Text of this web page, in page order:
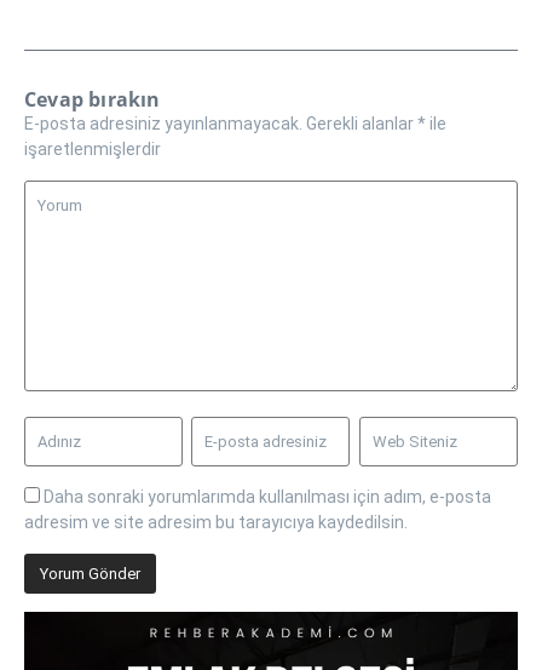
Cevap bırakın
E-posta adresiniz yayınlanmayacak. Gerekli alanlar*ile
işaretlenmişlerdir
Daha sonraki yorumlarımda kullanılması için adım, e-posta
adresim ve site adresim bu tarayıcıya kaydedilsin.